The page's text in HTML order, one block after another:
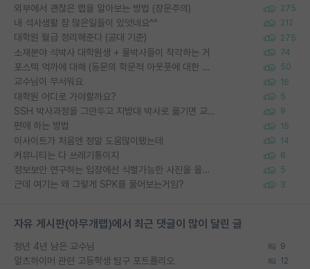
외부에서 괜찮은 랩을 알아보는 방법 (장문주의) 275
내 석사생활 참 많은일들이 있엇네요^^ 212
대학원 월급 정리해준다 (공대 기준) 275
소재분야 석박사 대학원생 + 물박사들이 착각하는 거 74
포스텍 억까에 대해 (동문의 학문적 아웃풋에 대한 반박) 50
교수님이 무서워요 16
대학원 어디로 가야할까요? 5
SSH 박사과정을 그만두고 지방대 박사로 옮기면 교수의 꿈은 끝일까요? 9
편애 하는 방법 15
이사이트가 처음엔 정말 도움많이됐는데 14
커뮤니티는 다 쓰레기통이지 6
정보보안 연구하는 입장에선 식별가능한 사진을 올리는건 비추이긴함 5
근데 여기는 왜 그렇게 SPK를 물어보는거임? 3
자유 게시판(아무개랩)에서 최근 댓글이 많이 달린 글
정년 4년 남은 교수님 9
알츠하이머 관련 고등학생 탐구 포트폴리오 12